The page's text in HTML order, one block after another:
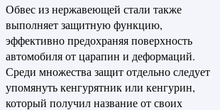
Обвес из нержавеющей стали также
выполняет защитную функцию,
эффективно предохраняя поверхность
автомобиля от царапин и деформаций.
Среди множества защит отдельно следует
упомянуть кенгурятник или кенгурин,
который получил название от своих